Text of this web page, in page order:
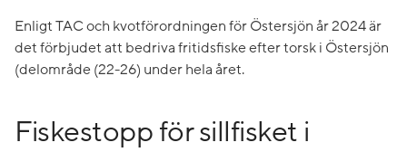
Enligt TAC och kvotförordningen för Östersjön år 2024 är
det förbjudet att bedriva fritidsfiske efter torsk i Östersjön
(delområde (22-26) under hela året.
Fiskestopp för sillfisket i